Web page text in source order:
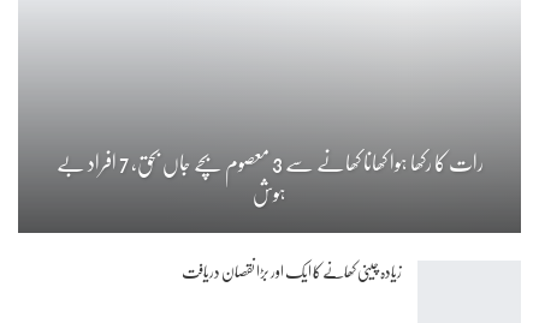
رات کا رکھا ہوا کھانا کھانے سے 3 معصوم بچے جاں بحق، 7 افراد بے
ہوش
زیادہ چینی کھانے کا ایک اور بڑا نقصان دریافت